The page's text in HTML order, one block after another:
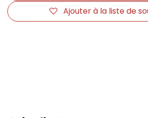
Ajouter à la liste de